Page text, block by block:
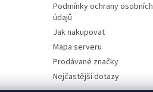
Podmínky ochrany osobních
údajů
Jak nakupovat
Mapa serveru
Prodávané značky
Nejčastější dotazy